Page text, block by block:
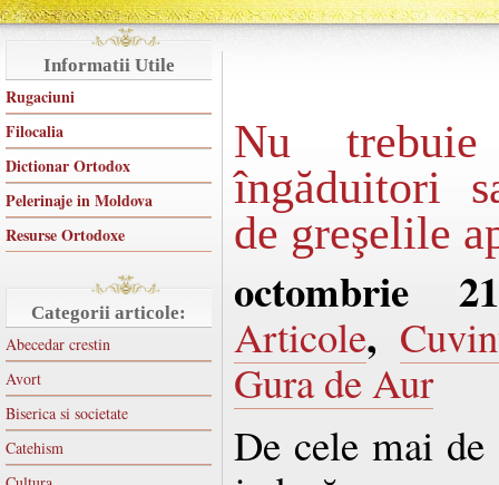
Informatii Utile
Rugaciuni
Filocalia
Dictionar Ortodox
Pelerinaje in Moldova
Resurse Ortodoxe
Categorii articole:
Abecedar crestin
Avort
Biserica si societate
Catehism
Nu
îngăduitori
de greşelile
octombrie
Articole,
Gura de Aur
De cele mai